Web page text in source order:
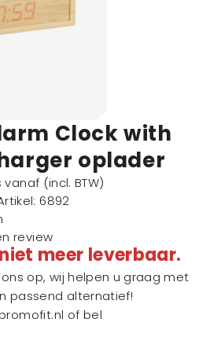
Clock with
oplader
vanaf (incl. BTW)
6892
review
meer leverbaar.
op, wij helpen u graag met
passend alternatief!
of bel